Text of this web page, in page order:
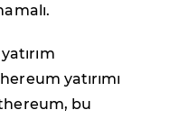
yatırımı
bu